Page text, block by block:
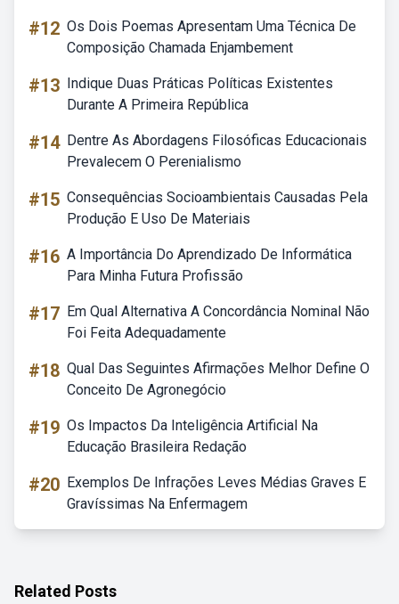
#12 Os Dois Poemas Apresentam Uma Técnica De
Composição Chamada Enjambement
#13 Indique Duas Práticas Políticas Existentes
Durante A Primeira República
#14 Dentre As Abordagens Filosóficas Educacionais
Prevalecem O Perenialismo
#15 Consequências Socioambientais Causadas Pela
Produção E Uso De Materiais
#16 A Importância Do Aprendizado De Informática
Para Minha Futura Profissão
#17 Em Qual Alternativa A Concordância Nominal Não
Foi Feita Adequadamente
#18 Qual Das Seguintes Afirmações Melhor Define O
Conceito De Agronegócio
#19 Os Impactos Da Inteligência Artificial Na
Educação Brasileira Redação
#20 Exemplos De Infrações Leves Médias Graves E
Gravíssimas Na Enfermagem
Related Posts